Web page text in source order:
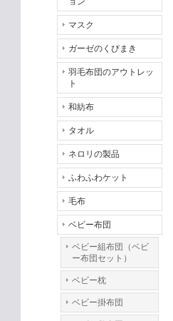
マスク
ガーゼのくびまき
羽毛布団のアウトレッ
ト
和紡布
タオル
ネロリの製品
ふわふわケット
毛布
ベビー布団
ベビー組布団（ベビ
ー布団セット）
ベビー枕
ベビー掛布団